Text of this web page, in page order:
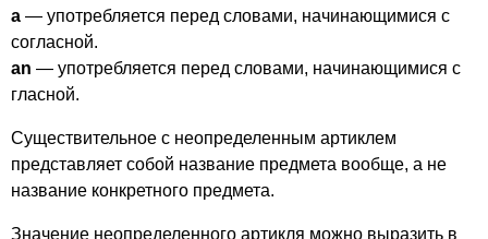
a — употребляется перед словами, начинающимися с
согласной.
an — употребляется перед словами, начинающимися с
гласной.
Существительное с неопределенным артиклем
представляет собой название предмета вообще, а не
название конкретного предмета.
Значение неопределенного артикля можно выразить в